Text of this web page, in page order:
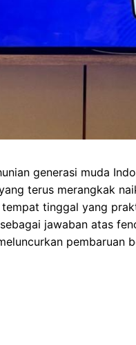
generasi muda
terus merangkak
tinggal yang
jawaban atas
pembaruan